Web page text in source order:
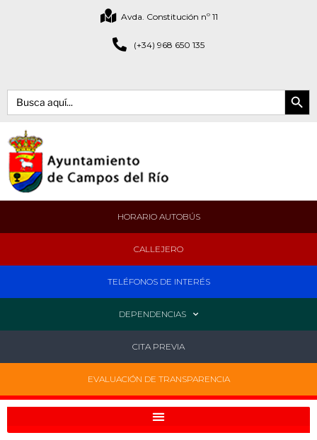
Avda. Constitución nº 11
(+34) 968 650 135
Buscar: Botón de
HORARIO AUTOBÚS
CALLEJERO
TELÉFONOS DE INTERÉS
DEPENDENCIAS
CITA PREVIA
EVALUACIÓN DE TRANSPARENCIA